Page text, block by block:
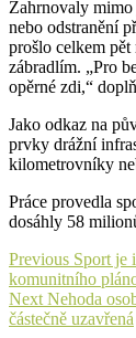
Zahrnovaly mimo
nebo odstranění
prošlo celkem pět
zábradlím. „Pro
opěrné zdi,“
Jako odkaz na
prvky drážní
kilometrovníky
Práce provedla
dosáhly 58
Navigace
pro
příspěvek
Previous Previous
post:
Sport je
komunitního
Next Next
post:
Nehoda
částečně uzavřená